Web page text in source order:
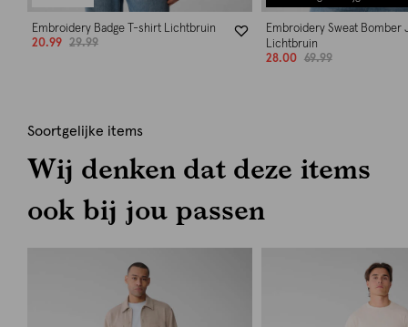
Embroidery Badge T-shirt Lichtbruin
20.99
29.99
Embroidery Sweat Bomber
Lichtbruin
28.00
69.99
Soortgelijke items
Wij denken dat deze items
ook bij jou passen